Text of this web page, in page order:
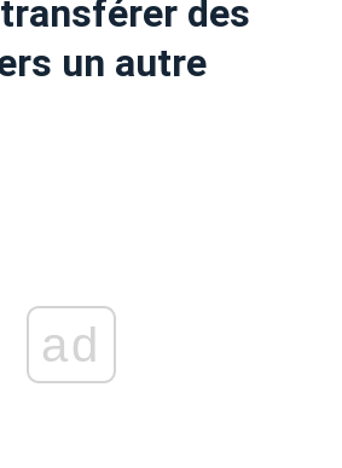
des
un autre
ad